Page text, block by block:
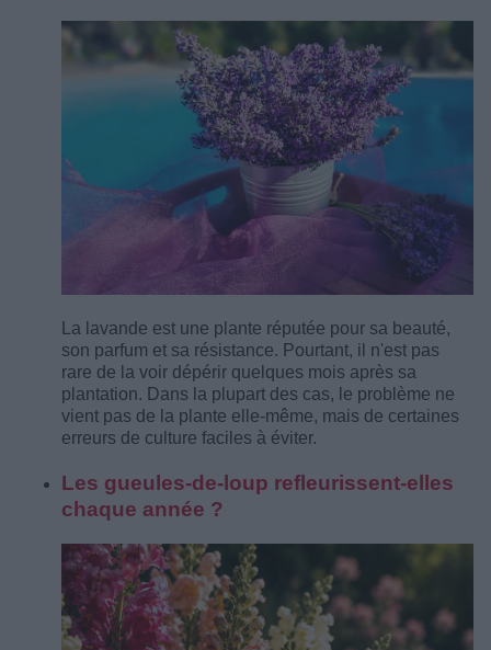
La lavande est une plante réputée pour sa beauté,
son parfum et sa résistance. Pourtant, il n'est pas
rare de la voir dépérir quelques mois après sa
plantation. Dans la plupart des cas, le problème ne
vient pas de la plante elle-même, mais de certaines
erreurs de culture faciles à éviter.
Les gueules-de-loup refleurissent-elles
chaque année ?